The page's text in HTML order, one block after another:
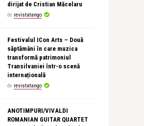
dirijat de Cristian Măcelaru
de revistatango
Festivalul ICon Arts – Două
săptămâni în care muzica
transformă patrimoniul
Transilvaniei într-o scenă
internațională
de revistatango
ANOTIMPURI/VIVALDI
ROMANIAN GUITAR QUARTET